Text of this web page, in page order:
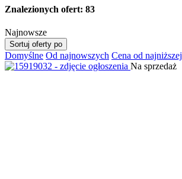
Znalezionych ofert: 83
Najnowsze
Sortuj oferty po
Domyślne Od najnowszych Cena od najniższej
Na sprzedaż